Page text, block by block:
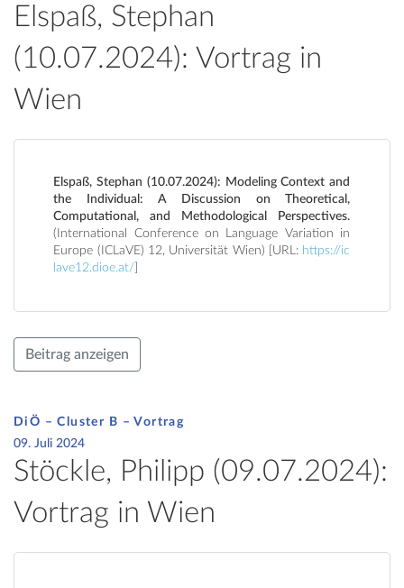
Elspaß, Stephan
(10.07.2024): Vortrag in
Wien
Elspaß, Stephan (10.07.2024): Modeling Context and
the Individual: A Discussion on Theoretical,
Computational, and Methodological Perspectives.
(International Conference on Language Variation in
Europe (ICLaVE) 12, Universität Wien) [URL: https://ic
lave12.dioe.at/
Beitrag anzeigen
DiÖ – Cluster B – Vortrag
09. Juli 2024
Stöckle, Philipp (09.07.2024):
Vortrag in Wien